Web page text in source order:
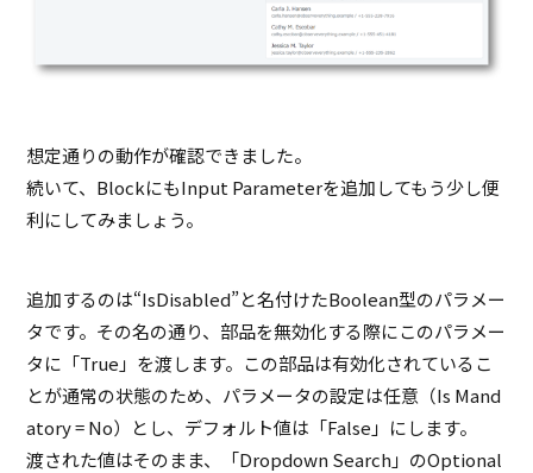
想定通りの動作が確認できました。
続いて、BlockにもInput Parameterを追加してもう少し便
利にしてみましょう。
追加するのは“IsDisabled”と名付けたBoolean型のパラメー
タです。その名の通り、部品を無効化する際にこのパラメー
タに「True」を渡します。この部品は有効化されているこ
とが通常の状態のため、パラメータの設定は任意（Is Mand
atory = No）とし、デフォルト値は「False」にします。
渡された値はそのまま、「Dropdown Search」のOptional